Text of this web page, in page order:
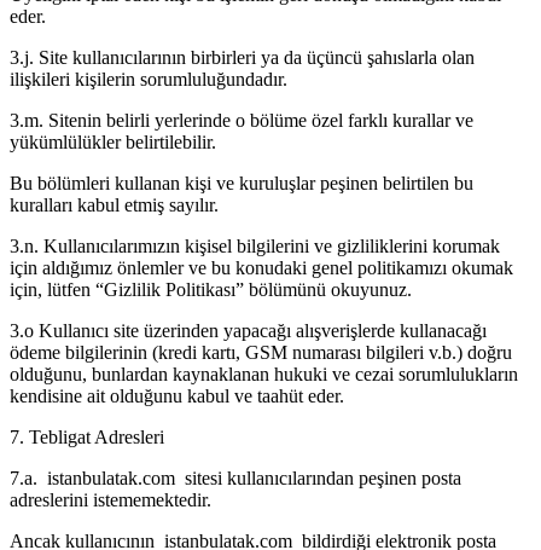
eder.
3.j. Site kullanıcılarının birbirleri ya da üçüncü şahıslarla olan
ilişkileri kişilerin sorumluluğundadır.
3.m. Sitenin belirli yerlerinde o bölüme özel farklı kurallar ve
yükümlülükler belirtilebilir.
Bu bölümleri kullanan kişi ve kuruluşlar peşinen belirtilen bu
kuralları kabul etmiş sayılır.
3.n. Kullanıcılarımızın kişisel bilgilerini ve gizliliklerini korumak
için aldığımız önlemler ve bu konudaki genel politikamızı okumak
için, lütfen “Gizlilik Politikası” bölümünü okuyunuz.
3.o Kullanıcı site üzerinden yapacağı alışverişlerde kullanacağı
ödeme bilgilerinin (kredi kartı, GSM numarası bilgileri v.b.) doğru
olduğunu, bunlardan kaynaklanan hukuki ve cezai sorumlulukların
kendisine ait olduğunu kabul ve taahüt eder.
7. Tebligat Adresleri
7.a. istanbulatak.com sitesi kullanıcılarından peşinen posta
adreslerini istememektedir.
Ancak kullanıcının istanbulatak.com bildirdiği elektronik posta